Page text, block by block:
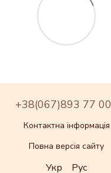
+38(067)893 77 00
Контактна інформація
Повна версія сайту
Укр Рус